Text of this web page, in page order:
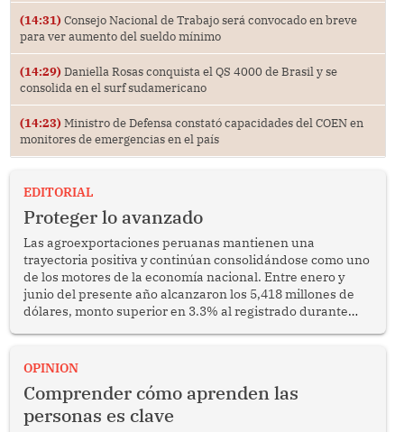
(14:31) Consejo Nacional de Trabajo será convocado en breve
para ver aumento del sueldo mínimo
(14:29) Daniella Rosas conquista el QS 4000 de Brasil y se
consolida en el surf sudamericano
(14:23) Ministro de Defensa constató capacidades del COEN en
monitores de emergencias en el país
EDITORIAL
Proteger lo avanzado
Las agroexportaciones peruanas mantienen una
trayectoria positiva y continúan consolidándose como uno
de los motores de la economía nacional. Entre enero y
junio del presente año alcanzaron los 5,418 millones de
dólares, monto superior en 3.3% al registrado durante
competir en los mercados internacionales y generar
país.
OPINION
Comprender cómo aprenden las
personas es clave